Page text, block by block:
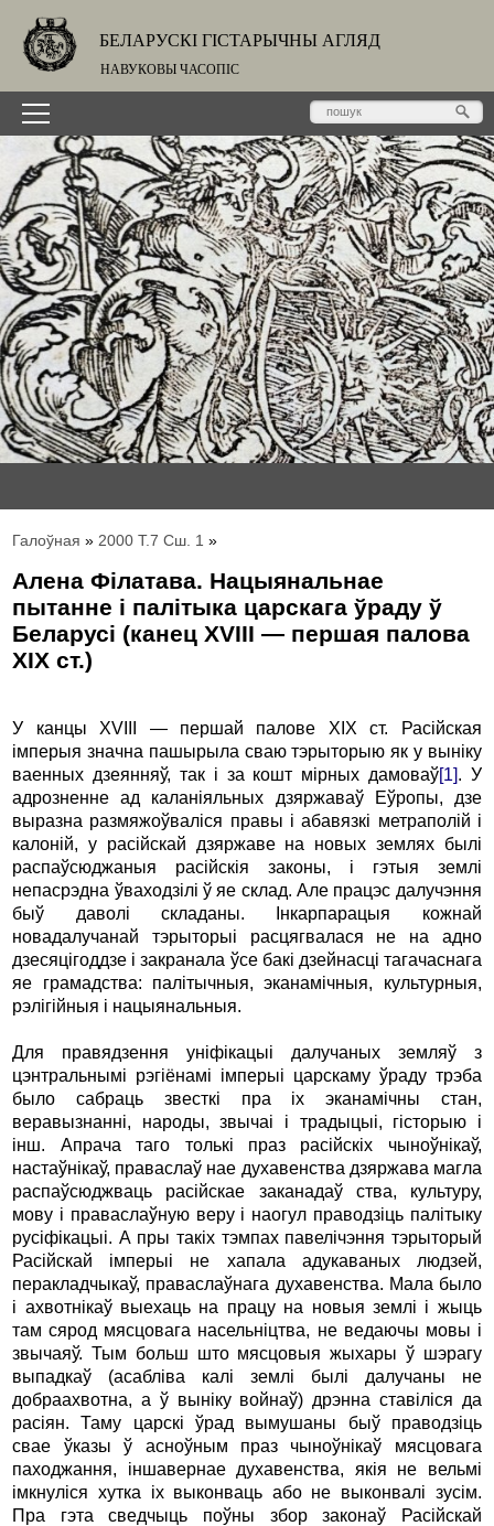
БЕЛАРУСКІ ГІСТАРЫЧНЫ АГЛЯД
НАВУКОВЫ ЧАСОПІС
Галоўная » 2000 Т.7 Сш. 1 »
Алена Філатава. Нацыянальнае
пытанне і палітыка царскага ўраду ў
Беларусі (канец XVIII — першая палова
ХIХ ст.)
У канцы XVIII — першай палове ХIХ ст. Расійская
імперыя значна пашырыла сваю тэрыторыю як у выніку
ваенных дзеянняў, так і за кошт мірных дамоваў[1]. У
адрозненне ад каланіяльных дзяржаваў Еўропы, дзе
выразна размяжоўваліся правы і абавязкі метраполій і
калоній, у расійскай дзяржаве на новых землях былі
распаўсюджаныя расійскія законы, і гэтыя землі
непасрэдна ўваходзілі ў яе склад. Але працэс далучэння
быў даволі складаны. Інкарпарацыя кожнай
новадалучанай тэрыторыі расцягвалася не на адно
дзесяцігоддзе і закранала ўсе бакі дзейнасці тагачаснага
яе грамадства: палітычныя, эканамічныя, культурныя,
рэлігійныя і нацыянальныя.
Для правядзення уніфікацыі далучаных земляў з
цэнтральнымі рэгіёнамі імперыі царскаму ўраду трэба
было сабраць звесткі пра іх эканамічны стан,
веравызнанні, народы, звычаі і традыцыі, гісторыю і
інш. Апрача таго толькі праз расійскіх чыноўнікаў,
настаўнікаў, праваслаў нае духавенства дзяржава магла
распаўсюджваць расійскае заканадаў ства, культуру,
мову і праваслаўную веру і наогул праводзіць палітыку
русіфікацыі. А пры такіх тэмпах павелічэння тэрыторый
Расійскай імперыі не хапала адукаваных людзей,
перакладчыкаў, праваслаўнага духавенства. Мала было
і ахвотнікаў выехаць на працу на новыя землі і жыць
там сярод мясцовага насельніцтва, не ведаючы мовы і
звычаяў. Тым больш што мясцовыя жыхары ў шэрагу
выпадкаў (асабліва калі землі былі далучаны не
добраахвотна, а ў выніку войнаў) дрэнна ставіліся да
расіян. Таму царскі ўрад вымушаны быў праводзіць
свае ўказы ў асноўным праз чыноўнікаў мясцовага
паходжання, іншавернае духавенства, якія не вельмі
імкнуліся хутка іх выконваць або не выконвалі зусім.
Пра гэта сведчыць поўны збор законаў Расійскай